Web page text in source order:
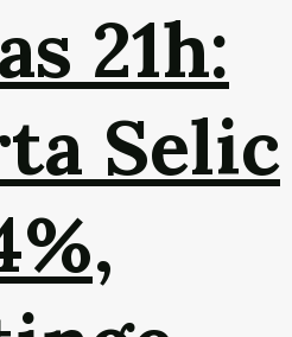
21h:
Selic